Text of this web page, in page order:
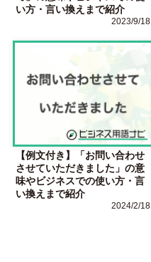
い方・言い換えまで紹介
2023/9/18
【例文付き】「お問い合わせ
させていただきました」の意
味やビジネスでの使い方・言
い換えまで紹介
2024/2/18